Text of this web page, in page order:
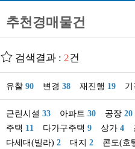
추천경매물건
검색결과 : 2건
유찰 90 변경 38 재진행 19
근린시설 33 아파트 30 공장 20
주택 11 다가구주택 9 상가 4
다세대(빌라) 2 대지 2 콘도(호